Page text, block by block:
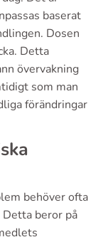
baserat
Dosen
Detta
övervakning
som man
förändringar
behöver ofta
beror på